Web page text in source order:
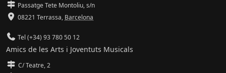
Passatge Tete Montoliu, s/n
08221 Terrassa, Barcelona
Tel (+34) 93 780 50 12
Amics de les Arts i Joventuts Musicals
C/ Teatre, 2